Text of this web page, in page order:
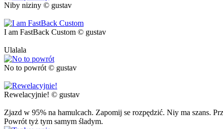
Niby niziny © gustav
I am FastBack Custom © gustav
Ulalala
No to powrót © gustav
Rewelacyjnie! © gustav
Zjazd w 95% na hamulcach. Zapomij se rozpędzić. Niy ma szans.
Powrót tyż tym samym śladym.